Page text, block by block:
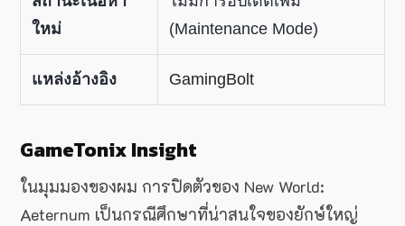
ใหม่
(Maintenance Mode)
แหล่งอ้างอิง GamingBolt
GameTonix Insight
ในมุมมองของผม การปิดตัวของ New World:
Aeternum เป็นกรณีศึกษาที่น่าสนใจของยักษ์ใหญ่